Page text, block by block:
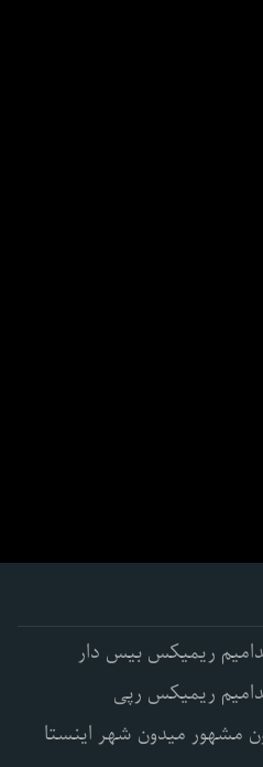
ریمیکس بیس دار
ریمیکس رپی
مشهور میدون شهر اینستا